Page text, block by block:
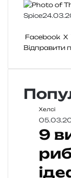
Spice
Facebook X
Відправити
Хелсі
9